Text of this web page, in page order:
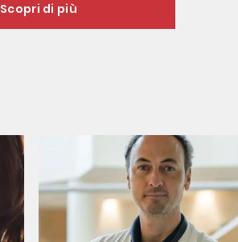
Scopri di più